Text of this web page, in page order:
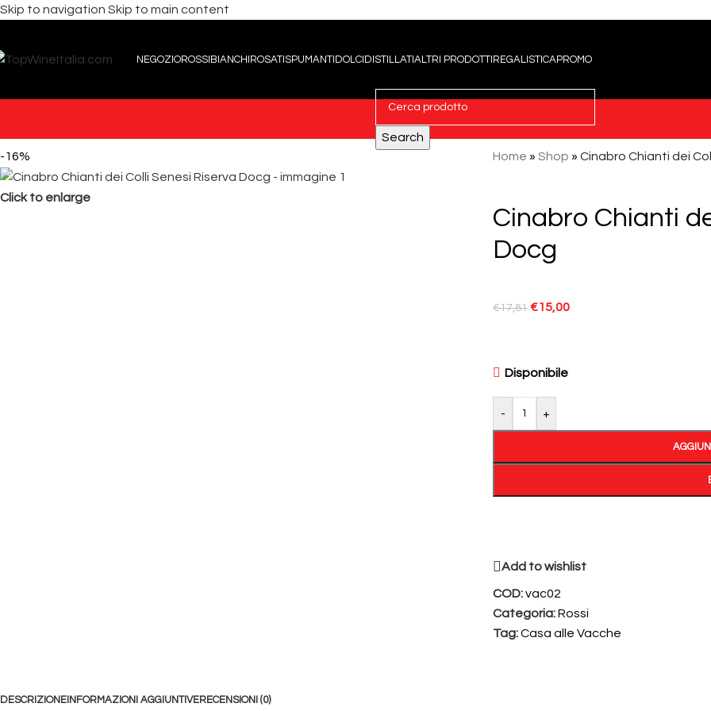
Skip to navigation Skip to main content
NEGOZIOROSSI BIANCHI ROSATI SPUMANTI DOLCI DISTILLATI ALTRI PRODOTTI REGALISTICAPROMO
Search
-16%
Click to enlarge
Home » Shop » Cinabro Chianti dei
Cinabro Chianti
Docg
€17,81 €15,00
Disponibile
- +
Add to wishlist
COD:vac02
Categoria:Rossi
Tag:Casa alle Vacche
DESCRIZIONE INFORMAZIONI AGGIUNTIVERECENSIONI (0)